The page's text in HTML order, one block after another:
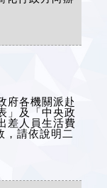
府各機關派赴
」及「中央政
差人員生活費
，請依說明二